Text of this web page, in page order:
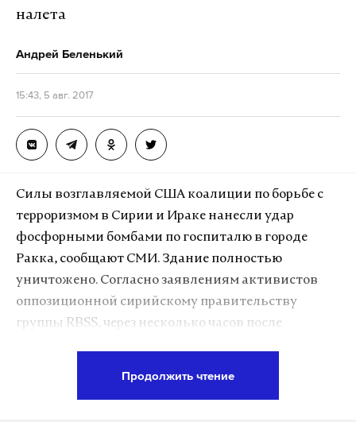
налета
Андрей Беленький
15:43, 5 авг. 2017
Силы возглавляемой США коалиции по борьбе с
терроризмом в Сирии и Ираке нанесли удар
фосфорными бомбами по госпиталю в городе
Ракка, сообщают СМИ. Здание полностью
уничтожено. Согласно заявлениям активистов
оппозиционной сирийскому правительству
группы RBSS, через несколько часов после
Продолжить чтение